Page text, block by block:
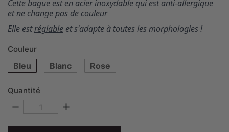
Cette bague est en acier inoxydable qui est anti-allergique
et ne change pas de couleur
Elle estréglable et s'adapte à toutes les morphologies !
Couleur
Bleu Blanc Rose
Quantité
remove add